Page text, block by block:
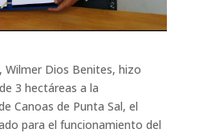
Wilmer Dios Benites, hizo
3 hectáreas a la
Canoas de Punta Sal, el
para el funcionamiento del